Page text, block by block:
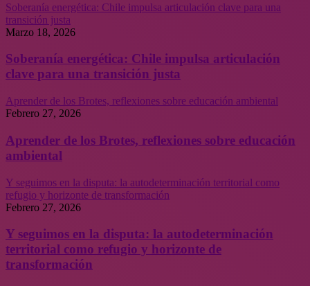
Soberanía energética: Chile impulsa articulación clave para una
transición justa
Marzo 18, 2026
Soberanía energética: Chile impulsa articulación
clave para una transición justa
Aprender de los Brotes, reflexiones sobre educación ambiental
Febrero 27, 2026
Aprender de los Brotes, reflexiones sobre educación
ambiental
Y seguimos en la disputa: la autodeterminación territorial como
refugio y horizonte de transformación
Febrero 27, 2026
Y seguimos en la disputa: la autodeterminación
territorial como refugio y horizonte de
transformación